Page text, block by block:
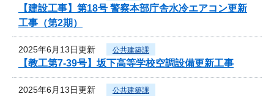
【建設工事】第18号 警察本部庁舎水冷エアコン更新
工事（第2期）
2025年6月13日更新 公共建築課
【教工第7-39号】坂下高等学校空調設備更新工事
2025年6月13日更新 公共建築課